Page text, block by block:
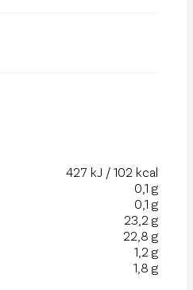
427 kJ / 102 kcal
0,1 g
0,1 g
23,2 g
22,8 g
1,2 g
1,8 g